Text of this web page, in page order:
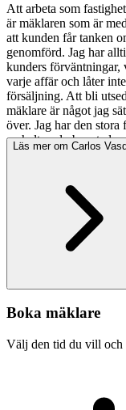
Att arbeta som
är mäklaren som är
att kunden får tanken
genomförd. Jag har
kunders förväntningar,
varje affär och låter
försäljning. Att bli
mäklare är något jag
över. Jag har den stora
en helt underbar stad
väldigt bra och
fingerspestarna. Det
sida när jag förmedlar
långvariga och starka
mig med allt från stort
både säljare och
Läs mer om Carlos
Boka mäklare
Välj den tid du vill och